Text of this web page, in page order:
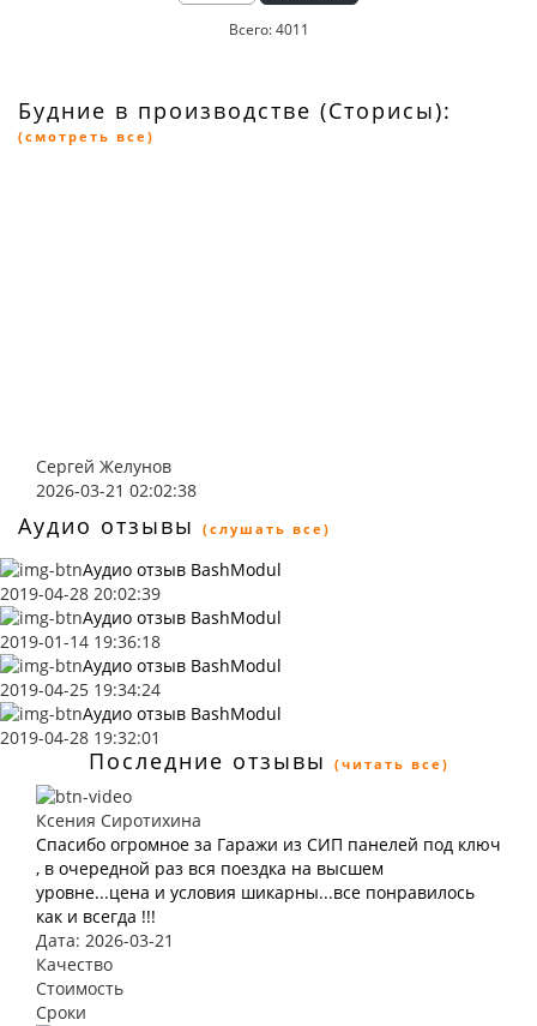
Всего: 4011
Будние в производстве (Сторисы):
(смотреть все)
Сергей Желунов
2026-03-21 02:02:38
Аудио отзывы (слушать все)
Аудио отзыв BashModul
2019-04-28 20:02:39
Аудио отзыв BashModul
2019-01-14 19:36:18
Аудио отзыв BashModul
2019-04-25 19:34:24
Аудио отзыв BashModul
2019-04-28 19:32:01
Последние отзывы (читать все)
Ксения Сиротихина
Спасибо огромное за Гаражи из СИП панелей под ключ
, в очередной раз вся поездка на высшем
уровне...цена и условия шикарны...все понравилось
как и всегда !!!
Дата: 2026-03-21
Качество
Стоимость
Сроки